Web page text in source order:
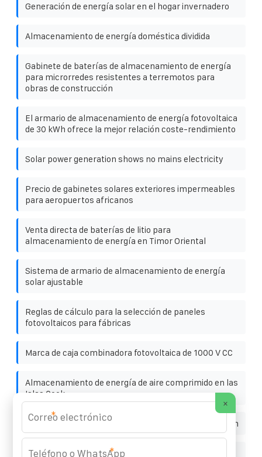
Generación de energía solar en el hogar invernadero
Almacenamiento de energía doméstica dividida
Gabinete de baterías de almacenamiento de energía
para microrredes resistentes a terremotos para
obras de construcción
El armario de almacenamiento de energía fotovoltaica
de 30 kWh ofrece la mejor relación coste-rendimiento
Solar power generation shows no mains electricity
Precio de gabinetes solares exteriores impermeables
para aeropuertos africanos
Venta directa de baterías de litio para
almacenamiento de energía en Timor Oriental
Sistema de armario de almacenamiento de energía
solar ajustable
Reglas de cálculo para la selección de paneles
fotovoltaicos para fábricas
Marca de caja combinadora fotovoltaica de 1000 V CC
Almacenamiento de energía de aire comprimido en las
Islas Cook
How to mount the wind rope for wind power generation
¿Cuál es la potencia de salida real de un inversor de 12
×
*
*